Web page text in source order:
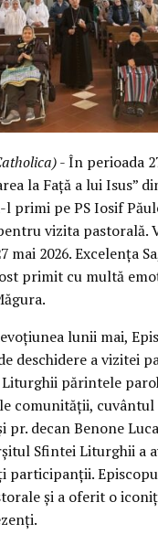
- În perioada
la Față a lui Isus”
l primi pe PS Iosif
vizita pastorală.
mai 2026. Excelența
primit cu multă
lunii mai,
deschidere a vizitei
părintele
comunității, cuvântul
pr. decan Benone
Sfintei Liturghii a
participanții.
și a oferit o